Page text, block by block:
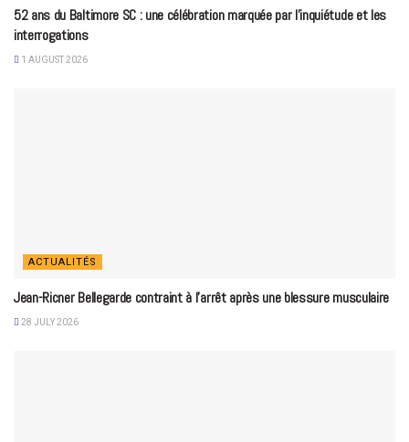
52 ans du Baltimore SC : une célébration marquée par l’inquiétude et les
interrogations
1 AUGUST 2026
ACTUALITÉS
Jean-Ricner Bellegarde contraint à l’arrêt après une blessure musculaire
28 JULY 2026